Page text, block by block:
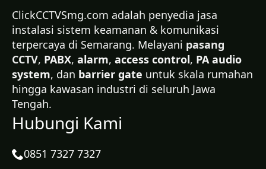
ClickCCTVSmg.com adalah penyedia jasa
instalasi sistem keamanan & komunikasi
terpercaya di Semarang. Melayani pasang
CCTV, PABX, alarm, access control, PA audio
system, dan barrier gate untuk skala rumahan
hingga kawasan industri di seluruh Jawa
Tengah.
Hubungi Kami
0851 7327 7327